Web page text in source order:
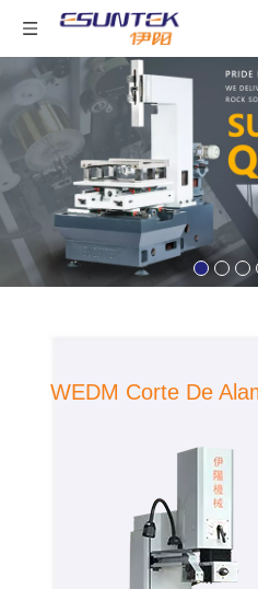
WEDM Corte De